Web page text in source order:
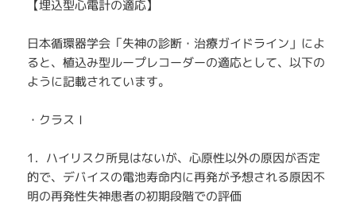
【埋込型心電計の適応】
日本循環器学会「失神の診断・治療ガイドライン」によ
ると、植込み型ループレコーダーの適応として、以下の
ように記載されています。
・クラスⅠ
1．ハイリスク所見はないが、心原性以外の原因が否定
的で、デバイスの電池寿命内に再発が予想される原因不
明の再発性失神患者の初期段階での評価